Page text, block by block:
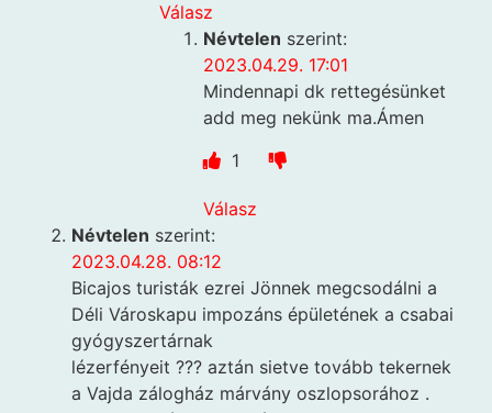
Válasz
Névtelen szerint:
2023.04.29. 17:01
Mindennapi dk rettegésünket
add meg nekünk ma.Ámen
1
Válasz
Névtelen szerint:
2023.04.28. 08:12
Bicajos turisták ezrei Jönnek megcsodálni a
Déli Városkapu impozáns épületének a csabai
gyógyszertárnak
lézerfényeit ??? aztán sietve tovább tekernek
a Vajda zálogház márvány oszlopsorához .